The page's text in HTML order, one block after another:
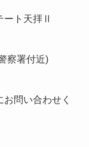
ート天拝Ⅱ
察署付近)
問い合わせく